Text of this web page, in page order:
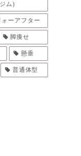
ム)
ォーアフター
脚痩せ
懸垂
普通体型